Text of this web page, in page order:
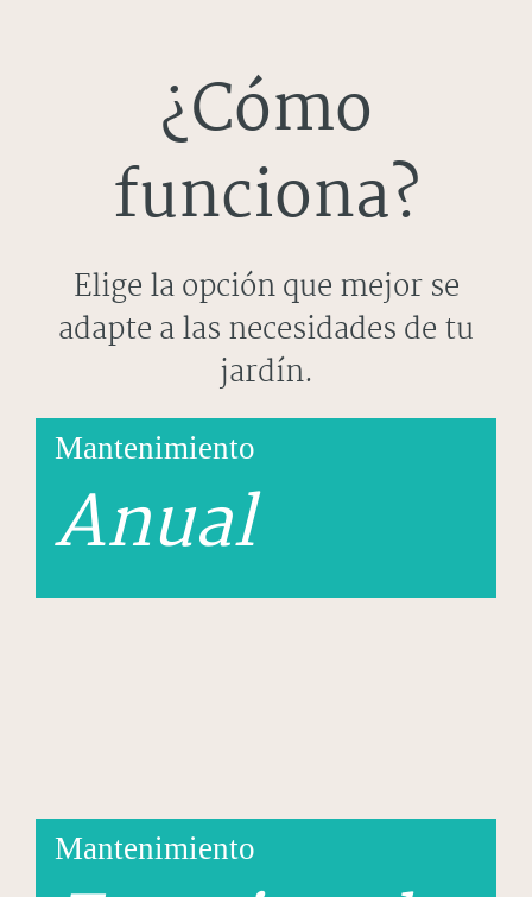
¿Cómo
funciona?
Elige la opción que mejor se
adapte a las necesidades de tu
jardín.
Mantenimiento
Anual
Mantenimiento